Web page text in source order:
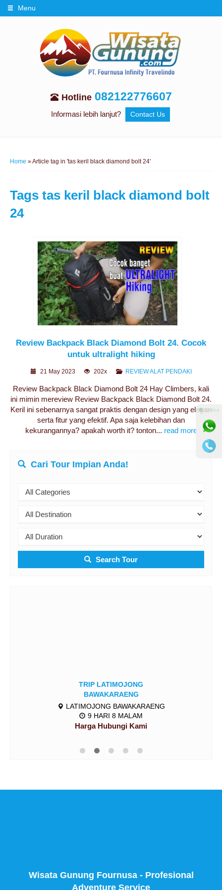
Menu
Hotline 082122776607
Informasi lebih lanjut? Contact Us
Home »Article tag in 'tas keril black diamond bolt 24'
Tags tas keril black diamond bolt
24
Review Backpack Black Diamond Bolt 24. Cocok
untuk ultralight hiking
21 May 2023 202x REVIEW ALAT PENDAKI
Review Backpack Black Diamond Bolt 24 Hay Climbers, kali
ini mimin mereview Review Backpack Black Diamond Bolt 24.
Keril ini sebenarnya sangat praktis dengan design yang elegan
serta fitur yang efektif. Apa saja kelebihan dan
kekurangannya? apakah worth it? tonton... read more
Cari Tour Impian Anda!
Search Tour
TRIP LATIMOJONG
BAWAKARAENG
LATIMOJONG BAWAKARAENG
9 HARI 8 MALAM
Harga Hubungi Kami
Wisata Gunung Fournusa - Profesional
Adventure Service
⚫ Online